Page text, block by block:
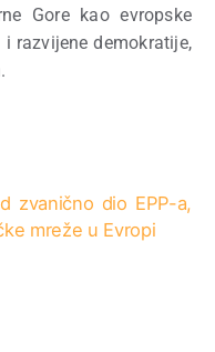
Gore kao evropske
razvijene demokratije,
zvanično dio EPP-a,
mreže u Evropi